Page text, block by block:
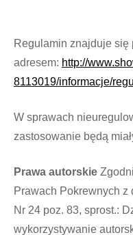
Regulamin znajduje się
adresem: http://
8113019/informacje/
W sprawach
zastosowanie będą
Prawa autorskie
Prawach Pokrewnych z
Nr 24 poz. 83, sprost.:
wykorzystywanie